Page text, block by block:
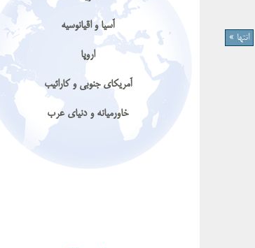
انتها »
آسیا و اقیانوسیه
اروپا
آمریکای جنوبی و کارائیب
خاورمیانه و دنیای عرب